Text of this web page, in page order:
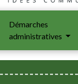
Démarches
administratives